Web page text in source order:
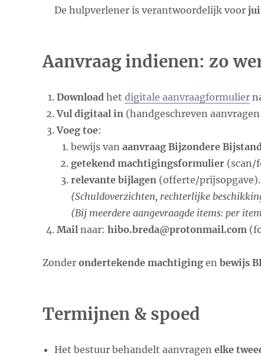
De hulpverlener is verantwoordelijk voor
Aanvraag indienen: zo
Download het digitale aanvraagformulier
Vul digitaal in (handgeschreven
Voeg toe:
bewijs van aanvraag Bijzondere
getekend machtigingsformulier (scan/
relevante bijlagen (offerte/prijsopgave).
(Schuldoverzichten, rechterlijke
(Bij meerdere aangevraagde items: per
Mail naar: hibo.breda@protonmail.com
Zonder ondertekende machtiging en bewijs
Termijnen & spoed
Het bestuur behandelt aanvragen elke